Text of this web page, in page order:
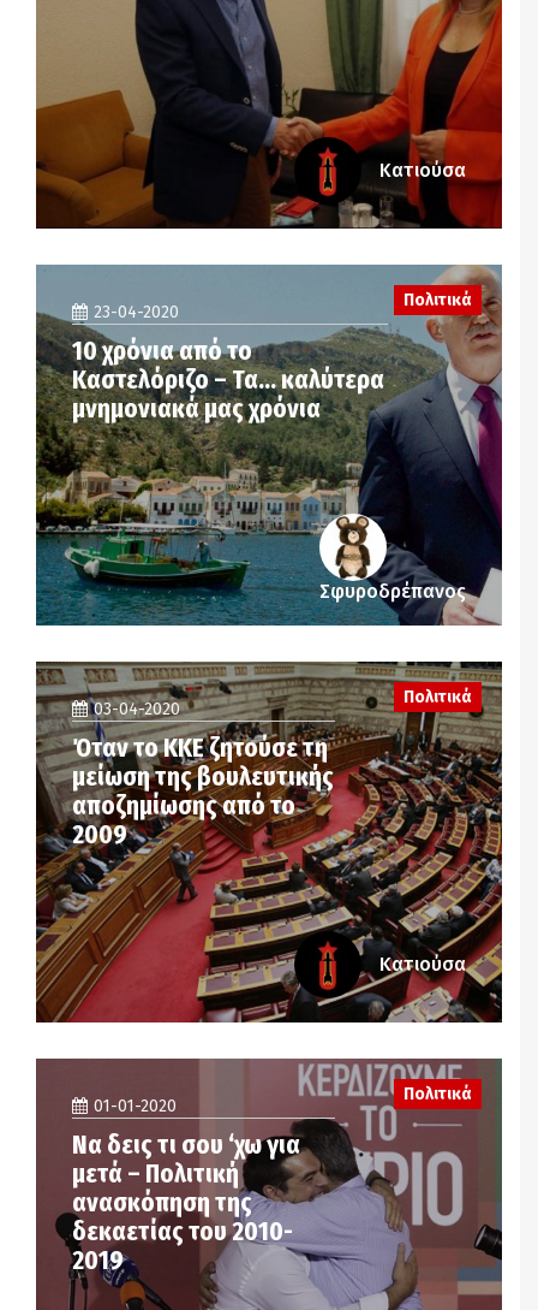
Κατιούσα
Πολιτικά
23-04-2020
10 χρόνια από το
Καστελόριζο – Τα… καλύτερα
μνημονιακά μας χρόνια
Σφυροδρέπανος
03-04-2020
Όταν το ΚΚΕ ζητούσε τη
μείωση της βουλευτικής
αποζημίωσης από το
2009
Πολιτικά
Κατιούσα
01-01-2020
Να δεις τι σου ‘χω για
μετά – Πολιτική
ανασκόπηση της
δεκαετίας του 2010-
2019
Πολιτικά